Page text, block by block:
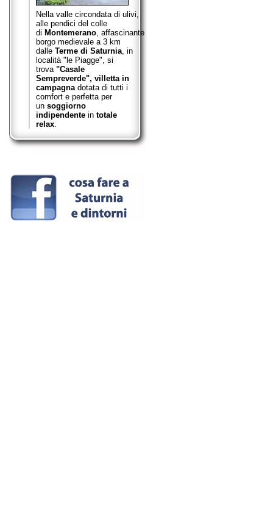
Nella valle circondata di ulivi,
alle pendici del colle
di Montemerano, affascinante
borgo medievale a 3 km
dalle Terme di Saturnia, in
località "le Piagge", si
trova "Casale
Sempreverde", villetta in
campagna dotata di tutti i
comfort e perfetta per
un soggiorno
indipendente in totale
relax.